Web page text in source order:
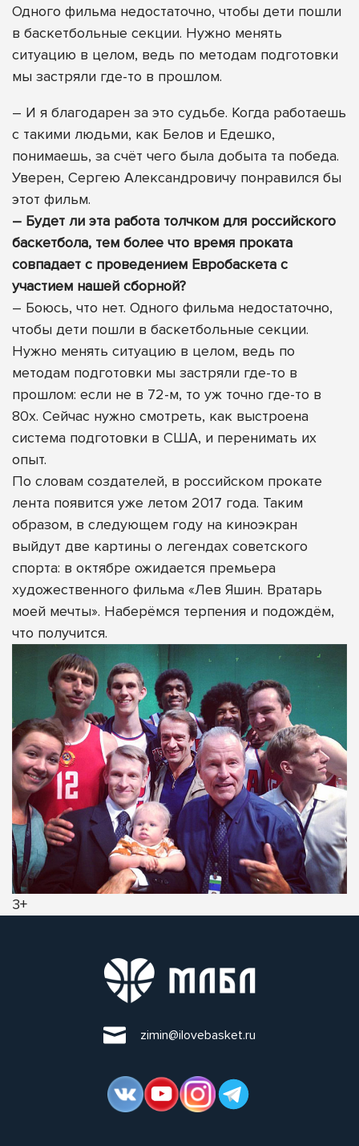
Одного фильма недостаточно, чтобы дети пошли
в баскетбольные секции. Нужно менять
ситуацию в целом, ведь по методам подготовки
мы застряли где-то в прошлом.
– И я благодарен за это судьбе. Когда работаешь
с такими людьми, как Белов и Едешко,
понимаешь, за счёт чего была добыта та победа.
Уверен, Сергею Александровичу понравился бы
этот фильм.
– Будет ли эта работа толчком для российского
баскетбола, тем более что время проката
совпадает с проведением Евробаскета с
участием нашей сборной?
– Боюсь, что нет. Одного фильма недостаточно,
чтобы дети пошли в баскетбольные секции.
Нужно менять ситуацию в целом, ведь по
методам подготовки мы застряли где-то в
прошлом: если не в 72-м, то уж точно где-то в
80х. Сейчас нужно смотреть, как выстроена
система подготовки в США, и перенимать их
опыт.
По словам создателей, в российском прокате
лента появится уже летом 2017 года. Таким
образом, в следующем году на киноэкран
выйдут две картины о легендах советского
спорта: в октябре ожидается премьера
художественного фильма «Лев Яшин. Вратарь
моей мечты». Наберёмся терпения и подождём,
что получится.
3+
zimin@ilovebasket.ru